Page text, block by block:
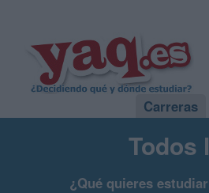
Carreras
Todos
¿Qué quieres